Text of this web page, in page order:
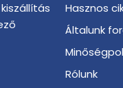
Hasznos
Általunk
Rólunk